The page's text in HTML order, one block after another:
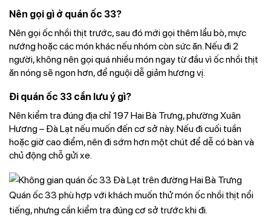
Nên gọi gì ở quán ốc 33?
Nên gọi ốc nhồi thịt trước, sau đó mới gọi thêm lẩu bò, mực
nướng hoặc các món khác nếu nhóm còn sức ăn. Nếu đi 2
người, không nên gọi quá nhiều món ngay từ đầu vì ốc nhồi thịt
ăn nóng sẽ ngon hơn, để nguội dễ giảm hương vị.
Đi quán ốc 33 cần lưu ý gì?
Nên kiểm tra đúng địa chỉ 197 Hai Bà Trưng, phường Xuân
Hương – Đà Lạt nếu muốn đến cơ sở này. Nếu đi cuối tuần
hoặc giờ cao điểm, nên đi sớm hơn một chút để dễ có bàn và
chủ động chỗ gửi xe.
Quán ốc 33 phù hợp với khách muốn thử món ốc nhồi thịt nổi
tiếng, nhưng cần kiểm tra đúng cơ sở trước khi đi.